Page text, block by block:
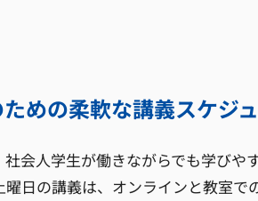
めの柔軟な講義スケジ
会人学生が働きながらでも学びや
日の講義は、オンラインと教室で